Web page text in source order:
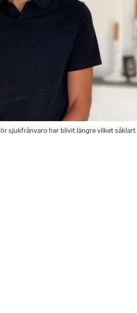
sjukfrånvaro har blivit längre vilket